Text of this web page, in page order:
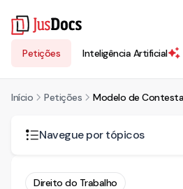
Petições Inteligência Artificial
Início Petições
Navegue por tópicos
O que abordar na contestação
Direito do Trabalho